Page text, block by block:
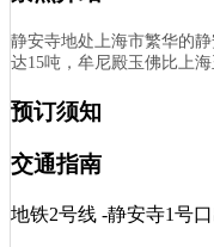
静安寺地处上海市繁华的
达15吨，牟尼殿玉佛比上
预订须知
交通指南
地铁2号线 -静安寺1号口